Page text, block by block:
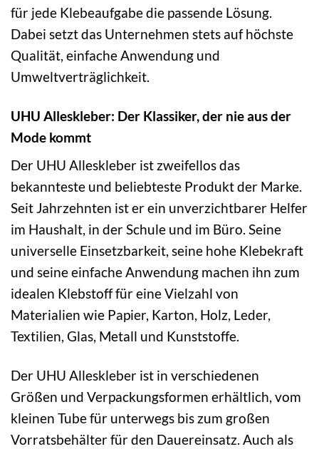
für jede Klebeaufgabe die passende Lösung.
Dabei setzt das Unternehmen stets auf höchste
Qualität, einfache Anwendung und
Umweltverträglichkeit.
UHU Alleskleber: Der Klassiker, der nie aus der
Mode kommt
Der UHU Alleskleber ist zweifellos das
bekannteste und beliebteste Produkt der Marke.
Seit Jahrzehnten ist er ein unverzichtbarer Helfer
im Haushalt, in der Schule und im Büro. Seine
universelle Einsetzbarkeit, seine hohe Klebekraft
und seine einfache Anwendung machen ihn zum
idealen Klebstoff für eine Vielzahl von
Materialien wie Papier, Karton, Holz, Leder,
Textilien, Glas, Metall und Kunststoffe.
Der UHU Alleskleber ist in verschiedenen
Größen und Verpackungsformen erhältlich, vom
kleinen Tube für unterwegs bis zum großen
Vorratsbehälter für den Dauereinsatz. Auch als